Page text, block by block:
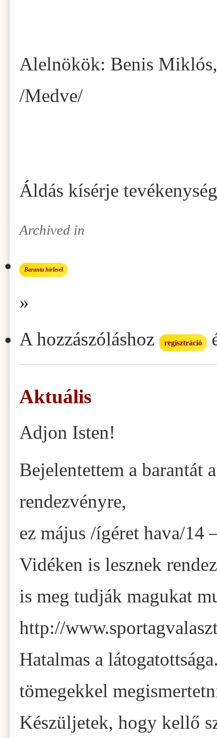
Alelnökök: Benis
/Medve/
Áldás kísérje
Archived in
Baranta hírlevél
»
A hozzászóláshoz
regisztráció
Aktuális
Adjon Isten!
Bejelentettem a barantát
rendezvényre,
ez május /ígéret hava/14
Vidéken is lesznek
is meg tudják magukat
http://
Hatalmas a
tömegekkel
Készüljetek, hogy kellő